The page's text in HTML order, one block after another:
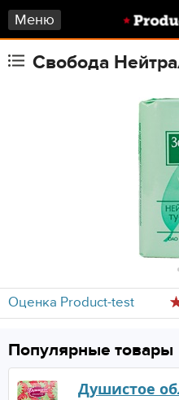
Меню
Свобода
Оценка Product-test
Популярные товары
Душистое